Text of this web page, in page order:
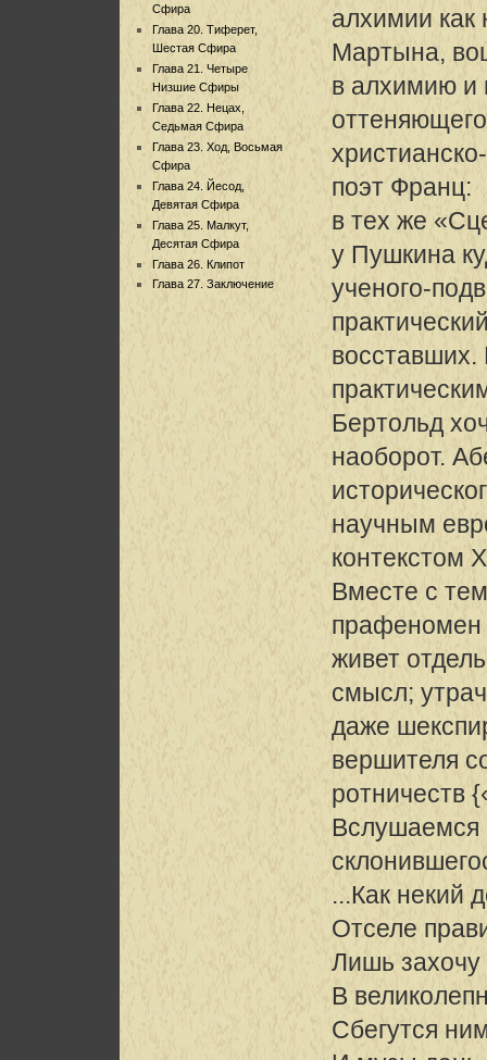
Сфира
Глава 20. Тиферет,
Шестая Сфира
Глава 21. Четыре
Низшие Сфиры
Глава 22. Нецах,
Седьмая Сфира
Глава 23. Ход, Восьмая
Сфира
Глава 24. Йесод,
Девятая Сфира
Глава 25. Малкут,
Десятая Сфира
Глава 26. Клипот
Глава 27. Заключение
алхимии
Мартына,
в алхимию и
поэт Франц:
в тех же
у Пушкина
ученого-
восставших.
Бертольд
наоборот.
научным
контекстом
Вместе с
живет
смысл;
даже
вершителя
ротничеств
Вслушаемся
...Как некий
Отселе
Лишь захочу
В
Сбегутся